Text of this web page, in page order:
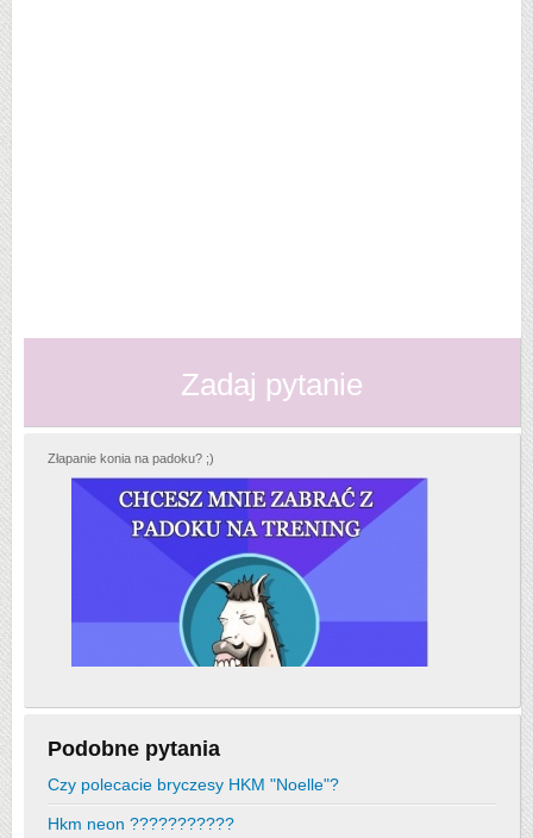
Zadaj pytanie
Złapanie konia na padoku? ;)
Podobne pytania
Czy polecacie bryczesy HKM "Noelle"?
Hkm neon ???????????